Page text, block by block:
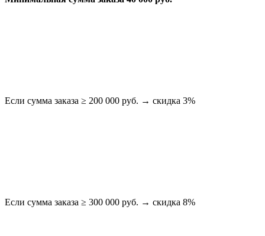
Если сумма заказа ≥ 200 000 руб. → скидка 3%
Если сумма заказа ≥ 300 000 руб. → скидка 8%